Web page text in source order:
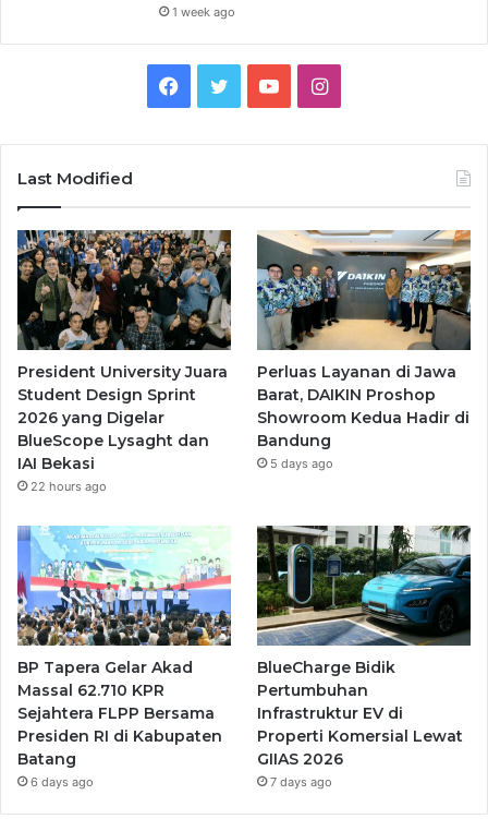
1 week ago
Facebook
TwitterYouTubeInstagram
Last Modified
President University Juara
Student Design Sprint
2026 yang Digelar
BlueScope Lysaght dan
IAI Bekasi
22 hours ago
Perluas Layanan di Jawa
Barat, DAIKIN Proshop
Showroom Kedua Hadir di
Bandung
5 days ago
BP Tapera Gelar Akad
Massal 62.710 KPR
Sejahtera FLPP Bersama
Presiden RI di Kabupaten
Batang
6 days ago
BlueCharge Bidik
Pertumbuhan
Infrastruktur EV di
Properti Komersial Lewat
GIIAS 2026
7 days ago